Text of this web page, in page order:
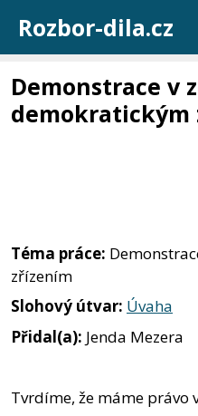
obsah
Rozbor-dila.cz
Demonstrace v
demokratickým
Téma práce:
zřízením
Slohový útvar: Úvaha
Přidal(a): Jenda Mezera
Tvrdíme, že máme právo